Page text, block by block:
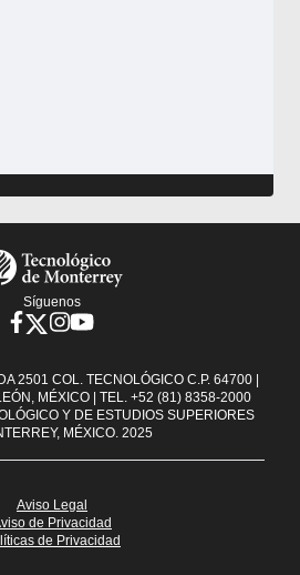
Síguenos
2501 COL. TECNOLÓGICO C.P. 64700 |
MÉXICO | TEL. +52 (81) 8358-2000
Y DE ESTUDIOS SUPERIORES
MÉXICO. 2025
Aviso Legal
de Privacidad
de Privacidad